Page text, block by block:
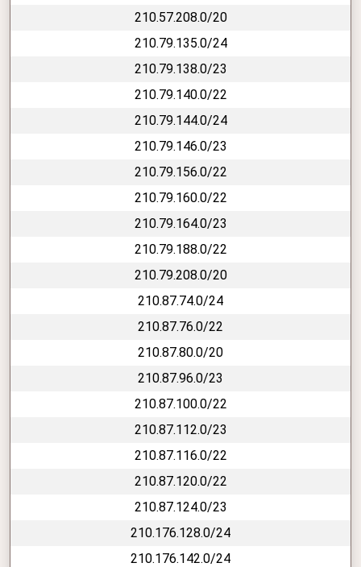
210.57.208.0/20
210.79.135.0/24
210.79.138.0/23
210.79.140.0/22
210.79.144.0/24
210.79.146.0/23
210.79.156.0/22
210.79.160.0/22
210.79.164.0/23
210.79.188.0/22
210.79.208.0/20
210.87.74.0/24
210.87.76.0/22
210.87.80.0/20
210.87.96.0/23
210.87.100.0/22
210.87.112.0/23
210.87.116.0/22
210.87.120.0/22
210.87.124.0/23
210.176.128.0/24
210.176.142.0/24